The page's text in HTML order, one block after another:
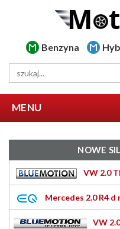
Benzyna
MENU
NOWE
VW 2.0
Mercedes 2.0 R4 d
VW